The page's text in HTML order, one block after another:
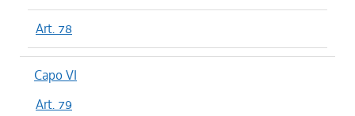
Art. 78
Capo VI
Art. 79